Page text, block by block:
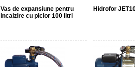
Vas de expansiune pentru
incalzire cu picior 100 litri
Hidrofor